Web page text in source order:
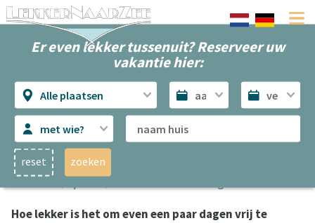
Er even lekker tussenuit? Reserveer uw
vakantie hier:
Alle plaatsen
met wie?
zoeken
reset
Midweek op vakantie in Callantsoog
Hoe lekker is het om even een paar dagen vrij te